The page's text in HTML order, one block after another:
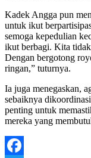
Kadek Angga pun
untuk ikut
semoga kepedulian
ikut berbagi. Kita tidak
Dengan bergotong
ringan,” tuturnya.
Ia juga menegaskan,
sebaiknya
penting untuk
mereka yang